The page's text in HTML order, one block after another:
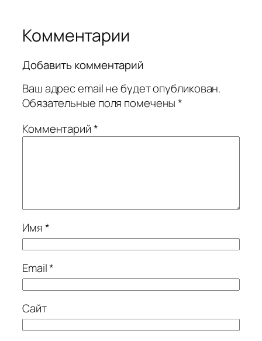
Комментарии
Добавить комментарий
Ваш адрес email не будет опубликован.
Обязательные поля помечены*
Комментарий*
Имя*
Email*
Сайт